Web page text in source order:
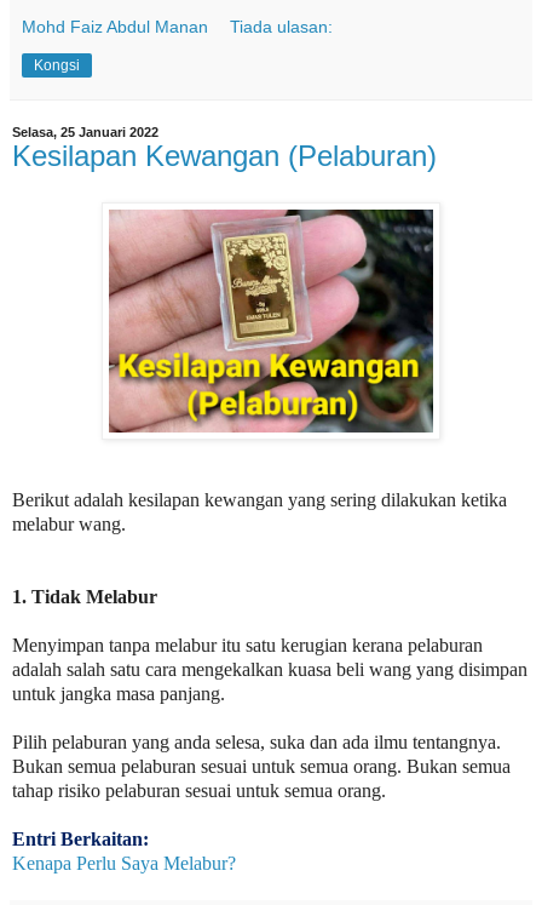
Mohd Faiz Abdul Manan Tiada ulasan:
Kongsi
Selasa, 25 Januari 2022
Kesilapan Kewangan (Pelaburan)
Berikut adalah kesilapan kewangan yang sering dilakukan ketika
melabur wang.
1. Tidak Melabur
Menyimpan tanpa melabur itu satu kerugian kerana pelaburan
adalah salah satu cara mengekalkan kuasa beli wang yang disimpan
untuk jangka masa panjang.
Pilih pelaburan yang anda selesa, suka dan ada ilmu tentangnya.
Bukan semua pelaburan sesuai untuk semua orang. Bukan semua
tahap risiko pelaburan sesuai untuk semua orang.
Entri Berkaitan:
Kenapa Perlu Saya Melabur?